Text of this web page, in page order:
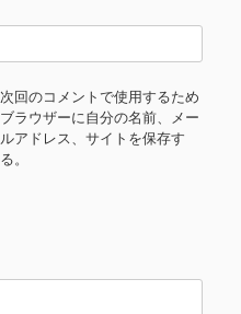
次回のコメントで使用するため
ブラウザーに自分の名前、メー
ルアドレス、サイトを保存す
る。